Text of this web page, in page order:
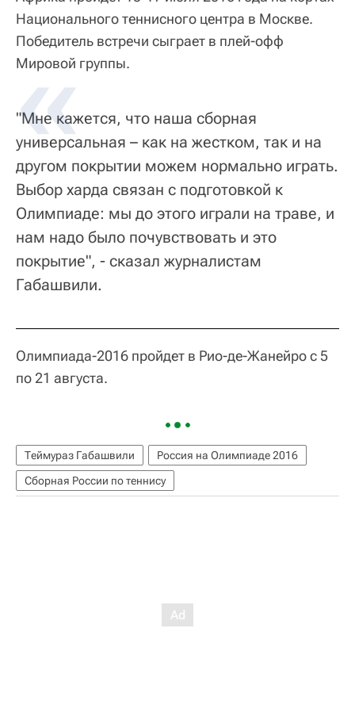
Национального теннисного центра в Москве.
Победитель встречи сыграет в плей-офф
Мировой группы.
"Мне кажется, что наша сборная
универсальная – как на жестком, так и на
другом покрытии можем нормально играть.
Выбор харда связан с подготовкой к
Олимпиаде: мы до этого играли на траве, и
нам надо было почувствовать и это
покрытие", - сказал журналистам
Габашвили.
Олимпиада-2016 пройдет в Рио-де-Жанейро с 5
по 21 августа.
Теймураз Габашвили
Россия на Олимпиаде 2016
Сборная России по теннису